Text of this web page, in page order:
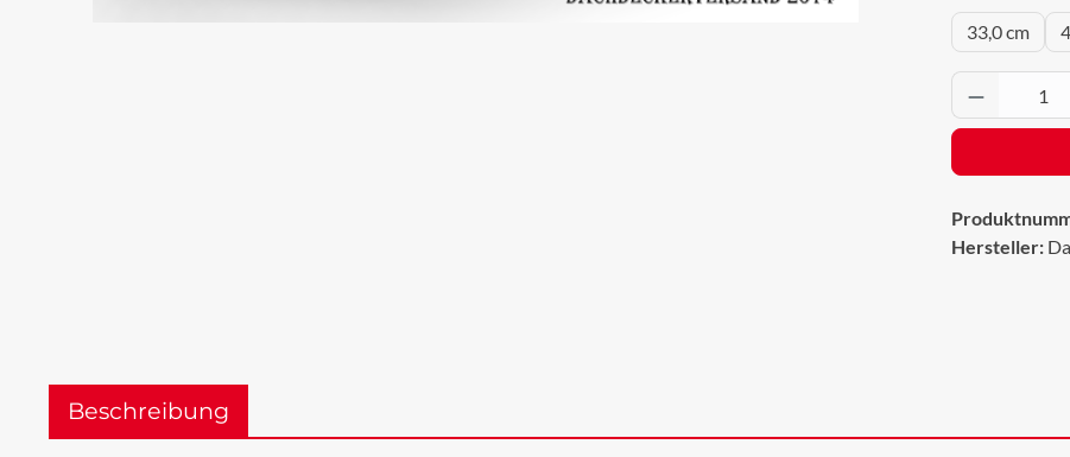
33,0 cm
Produkt
Hersteller:
Beschreibung